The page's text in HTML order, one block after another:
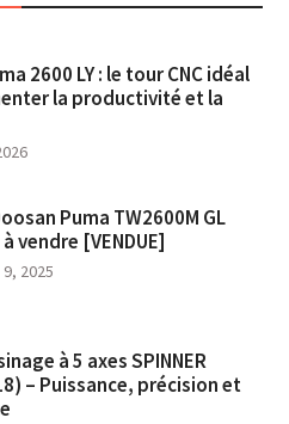
2600 LY : le tour CNC idéal
la productivité et la
Puma TW2600M GL
vendre [VENDUE]
2025
à 5 axes SPINNER
– Puissance, précision et